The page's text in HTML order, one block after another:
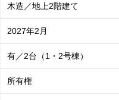
木造／地上2階建て
2027年2月
有／2台（1・2号棟）
所有権